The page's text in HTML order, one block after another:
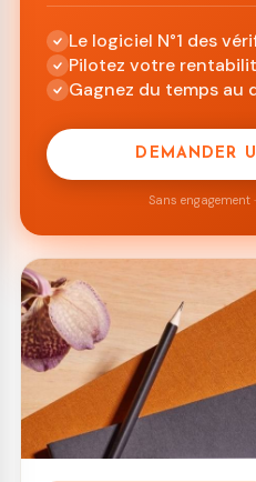
Le logiciel N°1 des
Pilotez votre
Gagnez du temps au
DEMANDER
Sans engagement